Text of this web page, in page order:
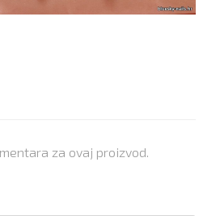
za ovaj proizvod.